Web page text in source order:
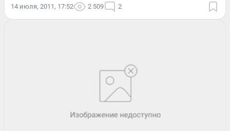
14 июля, 2011, 17:52 2 509 2